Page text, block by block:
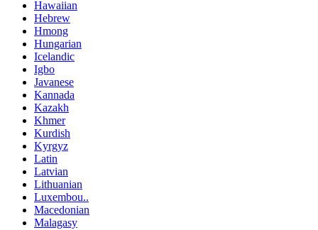
Hawaiian
Hebrew
Hmong
Hungarian
Icelandic
Igbo
Javanese
Kannada
Kazakh
Khmer
Kurdish
Kyrgyz
Latin
Latvian
Lithuanian
Luxembou..
Macedonian
Malagasy